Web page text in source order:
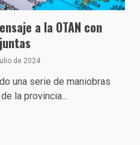
a la OTAN con
de 2024
una serie de maniobras
la provincia...